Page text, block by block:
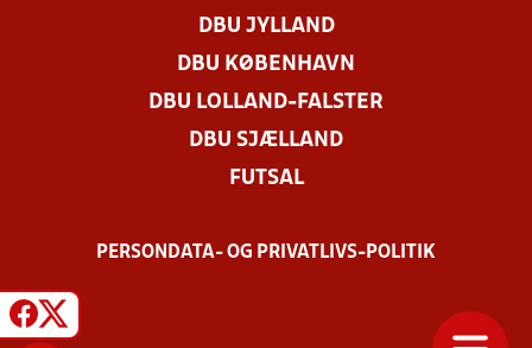
DBU JYLLAND
DBU KØBENHAVN
DBU LOLLAND-FALSTER
DBU SJÆLLAND
FUTSAL
PERSONDATA- OG PRIVATLIVS-POLITIK